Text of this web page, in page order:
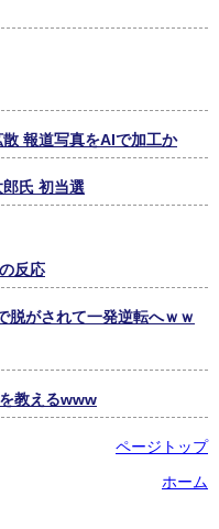
報道写真をAIで加工か
氏 初当選
反応
脱がされて一発逆転へｗｗ
教えるwww
ページトップ
ホーム